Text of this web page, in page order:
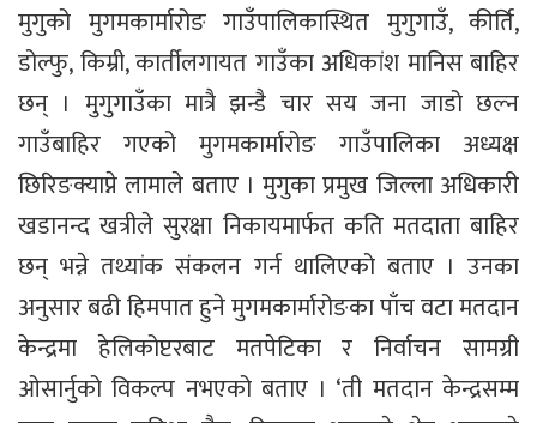
मुगुको मुगमकार्मारोङ गाउँपालिकास्थित मुगुगाउँ, कीर्ति,
डोल्फु, किम्री, कार्तीलगायत गाउँका अधिकांश मानिस बाहिर
छन् । मुगुगाउँका मात्रै झन्डै चार सय जना जाडो छल्न
गाउँबाहिर गएको मुगमकार्मारोङ गाउँपालिका अध्यक्ष
छिरिङक्याप्ने लामाले बताए । मुगुका प्रमुख जिल्ला अधिकारी
खडानन्द खत्रीले सुरक्षा निकायमार्फत कति मतदाता बाहिर
छन् भन्ने तथ्यांक संकलन गर्न थालिएको बताए । उनका
अनुसार बढी हिमपात हुने मुगमकार्मारोङका पाँच वटा मतदान
केन्द्रमा हेलिकोप्टरबाट मतपेटिका र निर्वाचन सामग्री
ओसार्नुको विकल्प नभएको बताए । ‘ती मतदान केन्द्रसम्म